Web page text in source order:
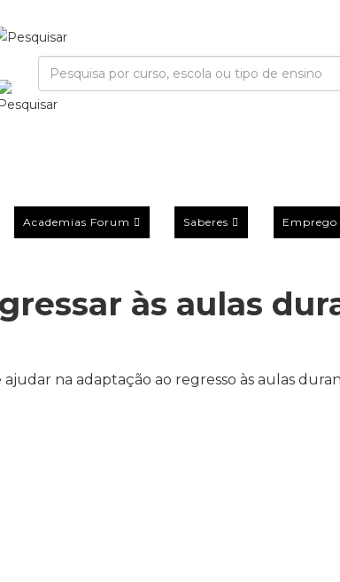
Academias Forum Saberes Emprego
às aulas
na adaptação ao regresso às aulas